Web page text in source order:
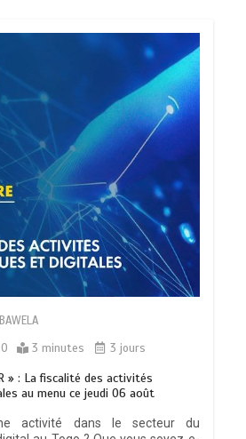
0 3 minutes 3 jours
» : La fiscalité des activités
au menu ce jeudi 06 août
activité dans le secteur du
TRANSFORMATION SOCIALE :
L’importance pour le Togo d’avoir une
Feuille de route
0 5 minutes
TOGO : Sauver la mère devient un
0